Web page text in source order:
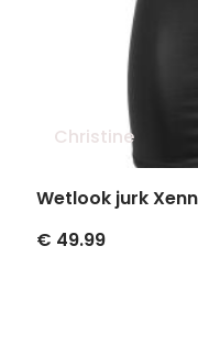
Christine
Wetlook jurk
€ 49.99